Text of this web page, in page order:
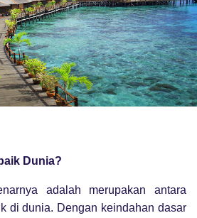
Dunia?
adalah merupakan antara
di dunia. Dengan keindahan dasar